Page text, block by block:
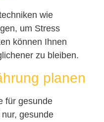
wie
um Stress
können Ihnen
zu bleiben.
planen
für gesunde
gesunde